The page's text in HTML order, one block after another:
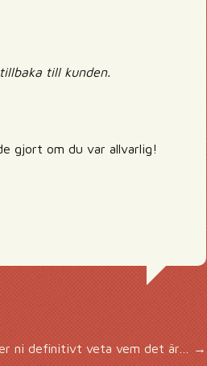
till kunden.
gjort om du var allvarlig!
ni definitivt veta vem det är… →